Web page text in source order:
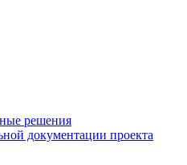
решения
документации проекта